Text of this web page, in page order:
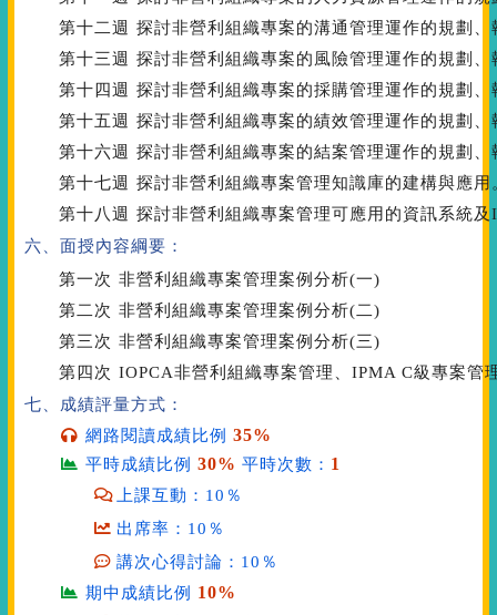
第十二週
探討非營利組織專案的溝通管理運作的規劃、
第十三週
探討非營利組織專案的風險管理運作的規劃、
第十四週
探討非營利組織專案的採購管理運作的規劃、
第十五週
探討非營利組織專案的績效管理運作的規劃、
第十六週
探討非營利組織專案的結案管理運作的規劃、
第十七週
探討非營利組織專案管理知識庫的建構與應用
第十八週
探討非營利組織專案管理可應用的資訊系統
六、面授內容綱要：
第一次 非營利組織專案管理案例分析(一)
第二次 非營利組織專案管理案例分析(二)
第三次 非營利組織專案管理案例分析(三)
第四次 IOPCA非營利組織專案管理、IPMA C級專案管
七、成績評量方式：
網路閱讀成績比例35%
平時成績比例30% 平時次數： 1
上課互動：10％
出席率：10％
講次心得討論：10％
期中成績比例 10%